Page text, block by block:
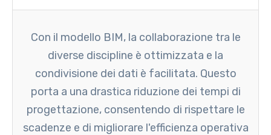
Con il modello BIM, la collaborazione tra le
diverse discipline è ottimizzata e la
condivisione dei dati è facilitata. Questo
porta a una drastica riduzione dei tempi di
progettazione, consentendo di rispettare le
scadenze e di migliorare l'efficienza operativa